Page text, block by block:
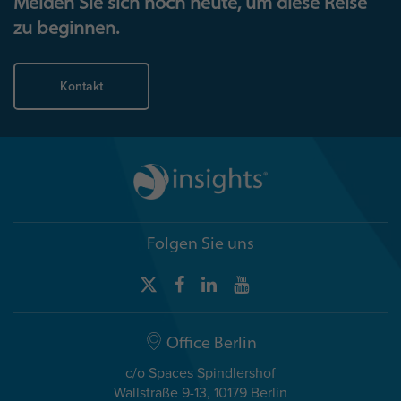
zu beginnen.
Kontakt
Folgen Sie uns
Office Berlin
c/o Spaces Spindlershof
Wallstraße 9-13, 10179 Berlin